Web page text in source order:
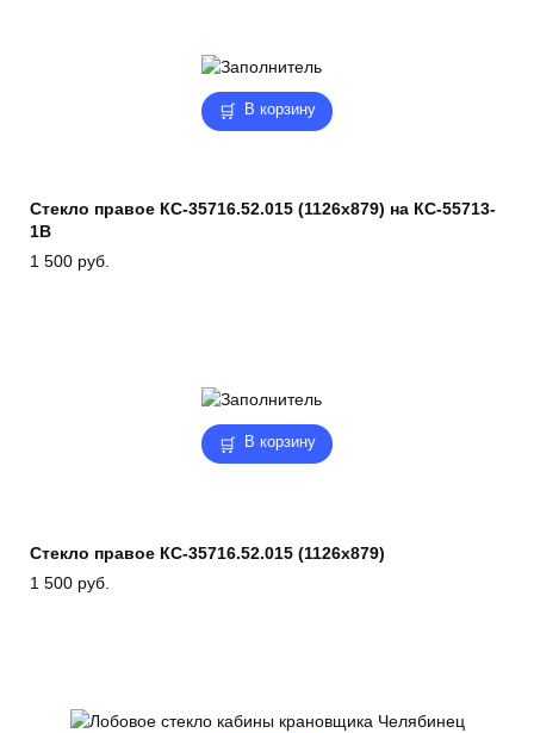
В корзину
Стекло правое КС-35716.52.015 (1126х879) на КС-55713-
1В
1 500 руб.
В корзину
Стекло правое КС-35716.52.015 (1126х879)
1 500 руб.